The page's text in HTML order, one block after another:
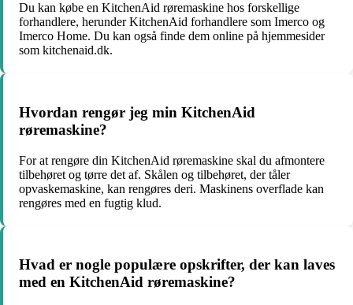
Du kan købe en KitchenAid røremaskine hos forskellige
forhandlere, herunder KitchenAid forhandlere som Imerco og
Imerco Home. Du kan også finde dem online på hjemmesider
som kitchenaid.dk.
Hvordan rengør jeg min KitchenAid
røremaskine?
For at rengøre din KitchenAid røremaskine skal du afmontere
tilbehøret og tørre det af. Skålen og tilbehøret, der tåler
opvaskemaskine, kan rengøres deri. Maskinens overflade kan
rengøres med en fugtig klud.
Hvad er nogle populære opskrifter, der kan laves
med en KitchenAid røremaskine?